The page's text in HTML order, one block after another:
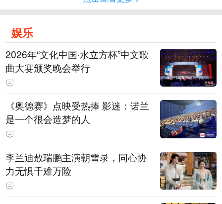
娱乐
2026年“文化中国·水立方杯”中文歌
曲大赛颁奖晚会举行
《奥德赛》点映受热捧 影迷：诺兰
是一个很会造梦的人
李兰迪敖瑞鹏主演朝雪录，同心协
力无惧千难万险